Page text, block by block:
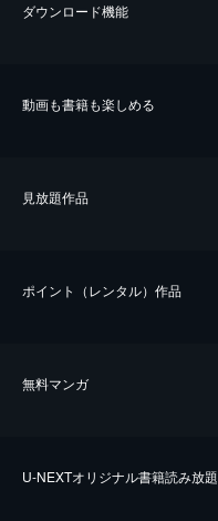
ダウンロード機能
動画も書籍も楽しめる
⾒放題作品
ポイント（レンタル）作品
無料マンガ
U-NEXTオリジナル書籍読み放題